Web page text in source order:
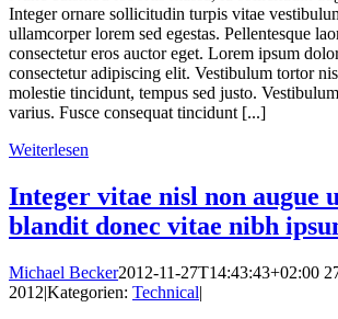
Integer ornare sollicitudin turpis vitae
ullamcorper lorem sed egestas. Pellentesque
consectetur eros auctor eget. Lorem ipsum
consectetur adipiscing elit. Vestibulum tortor
molestie tincidunt, tempus sed justo.
varius. Fusce consequat tincidunt [...]
Weiterlesen
Integer vitae nisl non augue
blandit donec vitae nibh
Michael Becker2012-11-27T14:43:43+02:00
2012|Kategorien: Technical|